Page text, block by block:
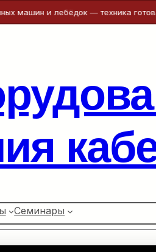
Семинары
и лебёдок — техника готова к